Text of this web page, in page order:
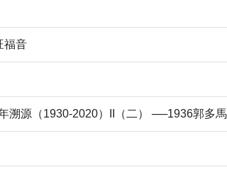
福音
溯源（1930-2020）II（二） ──1936郭多